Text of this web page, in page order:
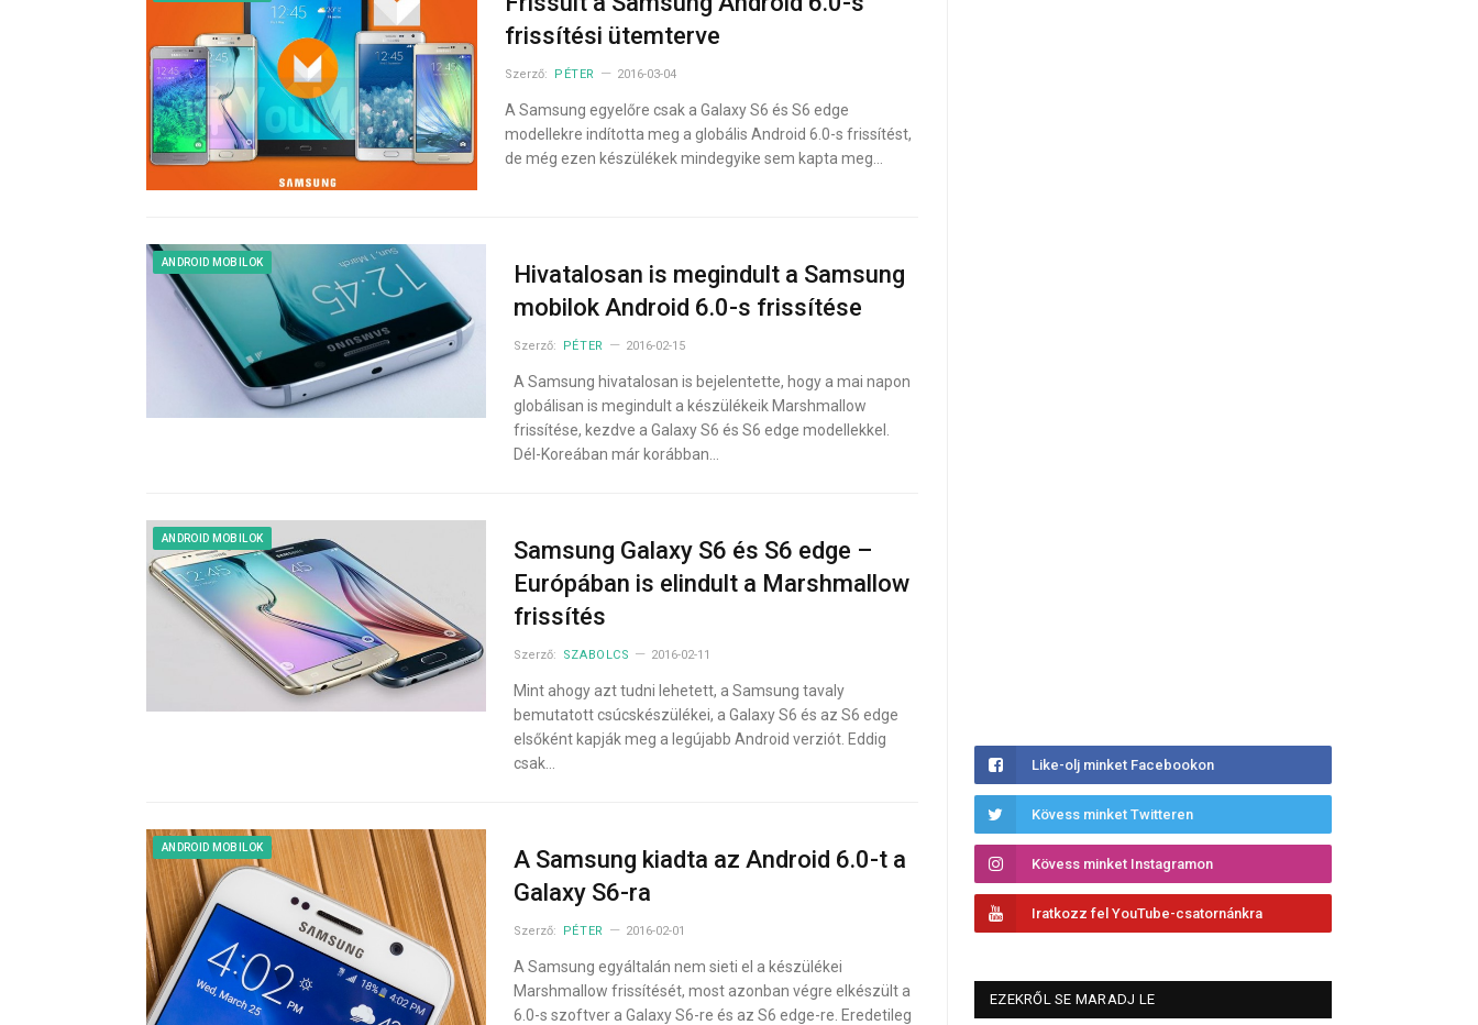
frissítési ütemterve
Szerző: PÉTER 2016-03-04
A Samsung egyelőre csak a Galaxy S6 és S6 edge
modellekre indította meg a globális Android 6.0-s frissítést,
de még ezen készülékek mindegyike sem kapta meg…
ANDROID MOBILOK
Hivatalosan is megindult a Samsung
mobilok Android 6.0-s frissítése
Szerző: PÉTER 2016-02-15
A Samsung hivatalosan is bejelentette, hogy a mai napon
globálisan is megindult a készülékeik Marshmallow
frissítése, kezdve a Galaxy S6 és S6 edge modellekkel.
Dél-Koreában már korábban…
ANDROID MOBILOK
Samsung Galaxy S6 és S6 edge –
Európában is elindult a Marshmallow
frissítés
Szerző: SZABOLCS 2016-02-11
Mint ahogy azt tudni lehetett, a Samsung tavaly
bemutatott csúcskészülékei, a Galaxy S6 és az S6 edge
elsőként kapják meg a legújabb Android verziót. Eddig
csak…
ANDROID MOBILOK
A Samsung kiadta az Android 6.0-t a
Galaxy S6-ra
Szerző: PÉTER 2016-02-01
A Samsung egyáltalán nem sieti el a készülékei
Marshmallow frissítését, most azonban végre elkészült a
6.0-s szoftver a Galaxy S6-re és az S6 edge-re. Eredetileg
Like-olj minket Facebookon
Kövess minket Twitteren
Kövess minket Instagramon
Iratkozz fel YouTube-csatornánkra
EZEKRŐL SE MARADJ LE